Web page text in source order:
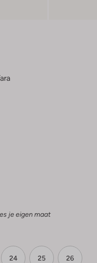
je eigen maat
24 25 26